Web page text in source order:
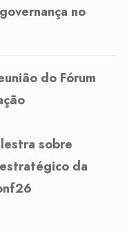
no
do Fórum
sobre
da